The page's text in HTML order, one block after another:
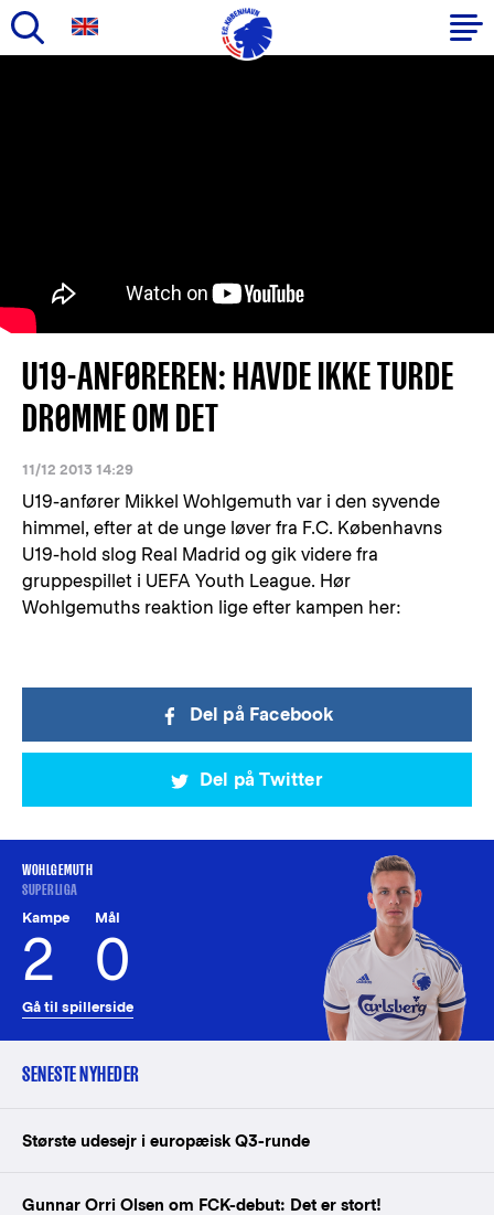
U19-ANFØREREN: HAVDE IKKE TURDE
DRØMME OM DET
11/12 2013 14:29
U19-anfører Mikkel Wohlgemuth var i den syvende
himmel, efter at de unge løver fra F.C. Københavns
U19-hold slog Real Madrid og gik videre fra
gruppespillet i UEFA Youth League. Hør
Wohlgemuths reaktion lige efter kampen her:
Del på Facebook
Del på Twitter
WOHLGEMUTH
SUPERLIGA
Kampe
2
Mål
0
Gå til spillerside
SENESTE NYHEDER
Største udesejr i europæisk Q3-runde
Gunnar Orri Olsen om FCK-debut: Det er stort!